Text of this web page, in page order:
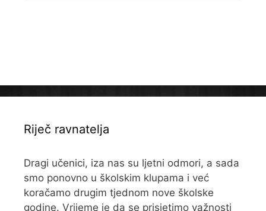
Riječ ravnatelja
Dragi učenici, iza nas su ljetni odmori, a sada
smo ponovno u školskim klupama i već
koračamo drugim tjednom nove školske
godine. Vrijeme je da se prisjetimo važnosti